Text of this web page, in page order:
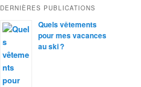
DERNIÈRES PUBLICATIONS
Quels vêtements
pour mes vacances
au ski ?